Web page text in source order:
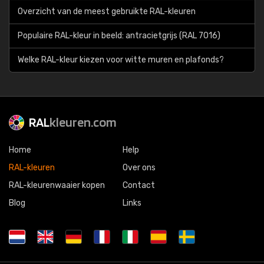
Overzicht van de meest gebruikte RAL-kleuren
Populaire RAL-kleur in beeld: antracietgrijs (RAL 7016)
Welke RAL-kleur kiezen voor witte muren en plafonds?
RALkleuren.com
Home
RAL-kleuren
RAL-kleurenwaaier kopen
Blog
Help
Over ons
Contact
Links